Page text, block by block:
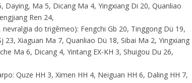
Daying, Ma 5, Dicang Ma 4, Yingxiang Di 20, Quanliao
Ren 24,
do trigêmeo): Fengchi Gb 20, Tinggong Dü 19,
23, Xiaguan Ma 7, Quanliao Dü 18, Sibai Ma 2, Yingxiang
Ma 6, Dicang 4, Yintang EX-KH 3, Shuigou Du 26,
Quze HH 3, Ximen HH 4, Neiguan HH 6, Daling HH 7,